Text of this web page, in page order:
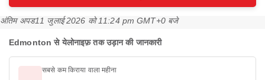
अंतिम अपड11 जुलाई 2026 को 11:24 pm GMT+0 बजे
Edmonton से येलोनाइफ़ तक उड़ान की जानकारी
सबसे कम किराया वाला महीना